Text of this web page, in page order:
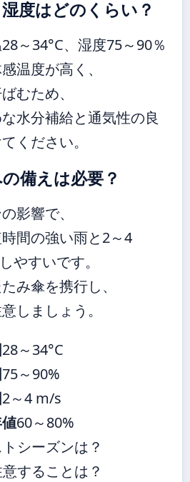
度はどのくらい？
～34°C、湿度75～90％
温度が高く、
むため、
水分補給と通気性の良
ください。
備えは必要？
影響で、
間の強い雨と2～4
やすいです。
み傘を携行し、
しましょう。
28～34°C
75～90%
2～4 m/s
60～80%
シーズンは？
することは？